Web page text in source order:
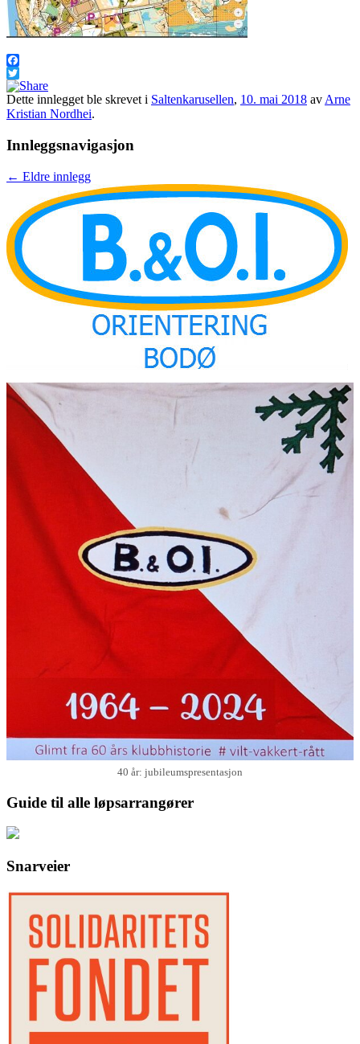
Facebook
Twitter
Dette innlegget ble skrevet i Saltenkarusellen, 10. mai 2018 av Arne
Kristian Nordhei.
Innleggsnavigasjon
← Eldre innlegg
40 år: jubileumspresentasjon
Guide til alle løpsarrangører
Snarveier